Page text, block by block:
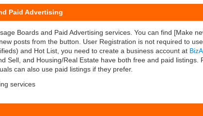
Paid Advertising
Boards and Paid Advertising services. You can find [Make
posts from the button. User Registration is not required to
and Hot List, you need to create a business account at
Sell, and Housing/Real Estate have both free and paid
can also use paid listings if they prefer.
services